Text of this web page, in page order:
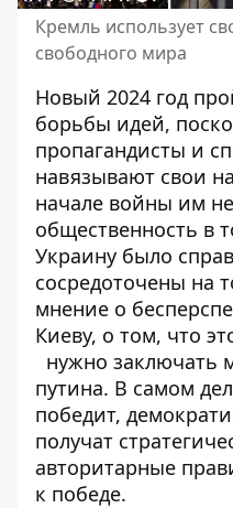
Кремль использует
свободного мира
Новый 2024 год
борьбы идей,
пропагандисты и
навязывают свои
начале войны им
общественность в
Украину было
сосредоточены на
мнение о
Киеву, о том, что
нужно заключать
путина. В самом
победит,
получат
авторитарные
к победе.